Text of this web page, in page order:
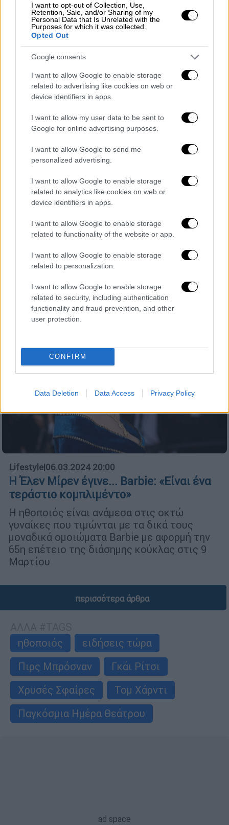
I want to opt-out of Collection, Use,
Retention, Sale, and/or Sharing of my
Personal Data that Is Unrelated with the
Purposes for which it was collected.
Opted Out
Google consents
I want to allow Google to enable storage
related to advertising like cookies on web or
device identifiers in apps.
I want to allow my user data to be sent to
Google for online advertising purposes.
I want to allow Google to send me
personalized advertising.
I want to allow Google to enable storage
related to analytics like cookies on web or
device identifiers in apps.
I want to allow Google to enable storage
related to functionality of the website or app.
I want to allow Google to enable storage
related to personalization.
I want to allow Google to enable storage
related to security, including authentication
functionality and fraud prevention, and other
user protection.
CONFIRM
Data Deletion Data Access Privacy Policy
Ο σκηνοθέτης του «Harry Potter»
αναλαμβάνει την κινηματογραφική
μεταφορά του βιβλίου «The Thursday
Murder Club»
Το βιβλίο κυκλοφόρησε το 2020 και
αφηγείται την ιστορία τεσσάρων φίλων που
διανύουν την έβδομη δεκαετία της ζωής
Lifestyle|06.03.2024 20:00
Η Έλεν Μίρεν έγινε... Barbie: «Είναι ένα
τεράστιο κομπλιμέντο»
Η ηθοποιός είναι ανάμεσα στις οκτώ
γυναίκες που τιμώνται με τα δικά τους
μοναδικά ομοιώματα Barbie με αφορμή την
65η επέτειο της διάσημης κούκλας στις 9
Μαρτίου
περισσότερα άρθρα
ηθοποιός
ειδήσεις τώρα
Πιρς Μπρόσναν
Γκάι Ρίτσι
Χρυσές Σφαίρες
Τομ Χάρντι
Παγκόσμια Ημέρα Θεάτρου